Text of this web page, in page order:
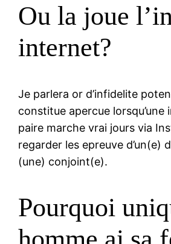
Ou la joue
internet?
Je parlera or d’infidelite
constitue apercue lorsqu’une
paire marche vrai jours via
regarder les epreuve d’un(e)
(une) conjoint(e).
Pourquoi